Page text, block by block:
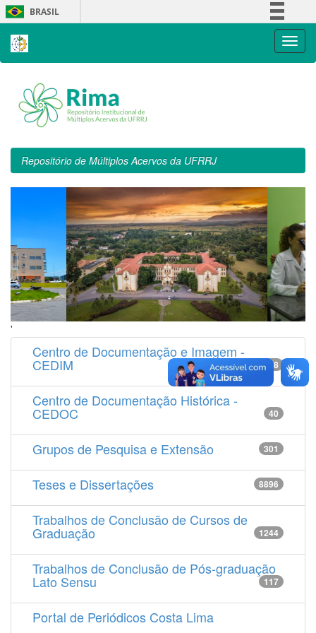
Skip
navigation
BRASIL
Repositório de Múltiplos Acervos da UFRRJ
'
Centro de Documentação e Imagem -
CEDIM 14538
Centro de Documentação Histórica -
CEDOC 40
Grupos de Pesquisa e Extensão 301
Teses e Dissertações 8896
Trabalhos de Conclusão de Cursos de
Graduação 1244
Trabalhos de Conclusão de Pós-graduação
Lato Sensu 117
Portal de Periódicos Costa Lima